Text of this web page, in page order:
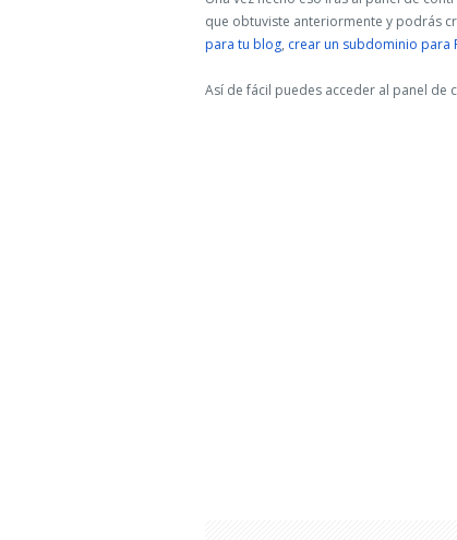
que obtuviste anteriormente y podrás
para tu blog, crear un subdominio para
Así de fácil puedes acceder al panel